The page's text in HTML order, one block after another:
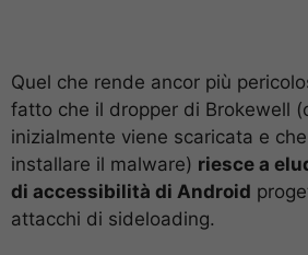
Quel che rende ancor più
fatto che il dropper di Brokewell
inizialmente viene scaricata e
installare il malware) riesce a
di accessibilità di Android
attacchi di sideloading.